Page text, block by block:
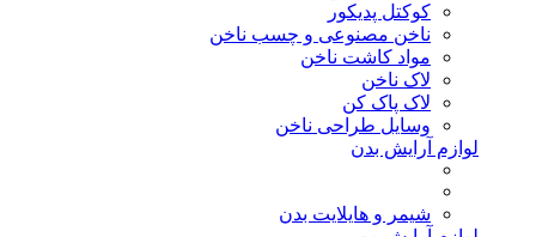
کوکتل پدیکور
ناخن مصنوعی و چسب ناخن
مواد کاشت ناخن
لاک ناخن
لاک پاک کن
وسایل طراحی ناخن
لوازم آرایش بدن
شیمر و هایلایت بدن